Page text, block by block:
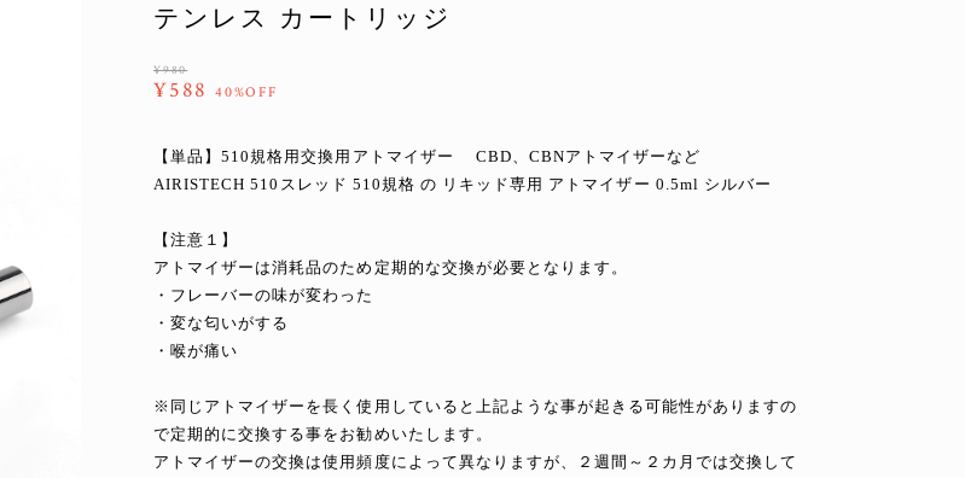
テンレス カートリッジ
¥980
¥588 40%OFF
【単品】510規格用交換用アトマイザー CBD、CBNアトマイザーなど
AIRISTECH 510スレッド 510規格 の リキッド専用 アトマイザー 0.5ml シルバー
【注意１】
アトマイザーは消耗品のため定期的な交換が必要となります。
・フレーバーの味が変わった
・変な匂いがする
・喉が痛い
※同じアトマイザーを長く使用していると上記ような事が起きる可能性がありますの
で定期的に交換する事をお勧めいたします。
アトマイザーの交換は使用頻度によって異なりますが、２週間～２カ月では交換して